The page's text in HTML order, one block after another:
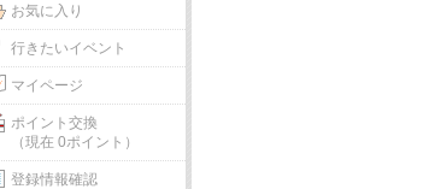
お気に入り
行きたいイベント
マイページ
ポイント交換
（現在 0ポイント）
登録情報確認